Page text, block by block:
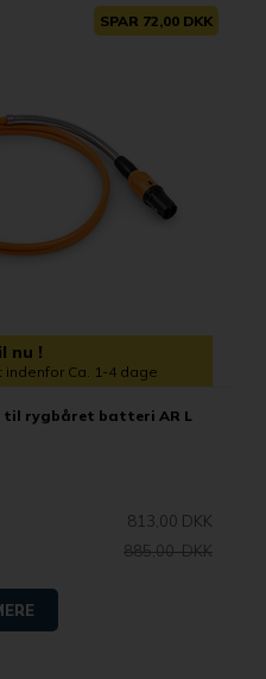
SPAR 72,00 DKK
nu !
Ca. 1-4 dage
rygbåret batteri AR L
813,00 DKK
885,00 DKK